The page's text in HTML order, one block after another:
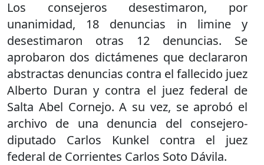
Los consejeros desestimaron, por
unanimidad, 18 denuncias in limine y
desestimaron otras 12 denuncias. Se
aprobaron dos dictámenes que declararon
abstractas denuncias contra el fallecido juez
Alberto Duran y contra el juez federal de
Salta Abel Cornejo. A su vez, se aprobó el
archivo de una denuncia del consejero-
diputado Carlos Kunkel contra el juez
federal de Corrientes Carlos Soto Dávila.